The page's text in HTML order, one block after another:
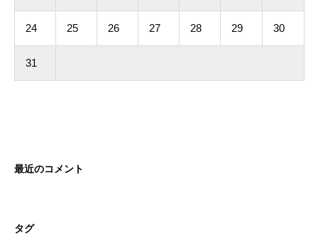
24 25 26 27 28 29 30
31
最近のコメント
タグ